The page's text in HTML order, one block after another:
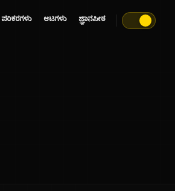
ಪರಿಕರಗಳು ಆಟಗಳು ಜ್ಞಾನಪೀಠ